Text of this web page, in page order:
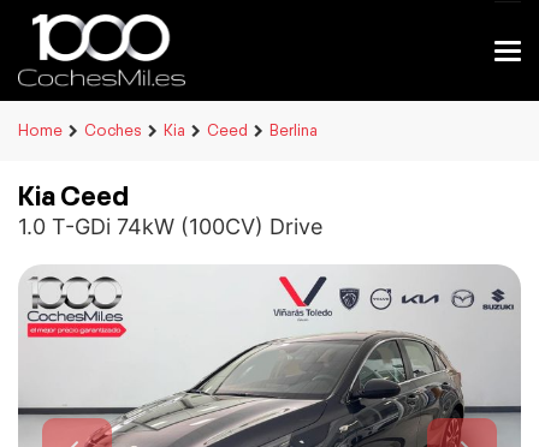
Home Coches Kia Ceed Berlina
Kia Ceed
1.0 T-GDi 74kW (100CV) Drive